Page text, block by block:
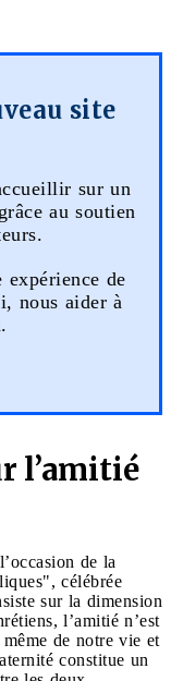
site
sur un
au soutien
expérience de
nous aider à
l’amitié
de la
célébrée
sur la dimension
l’amitié n’est
de notre vie et
constitue un